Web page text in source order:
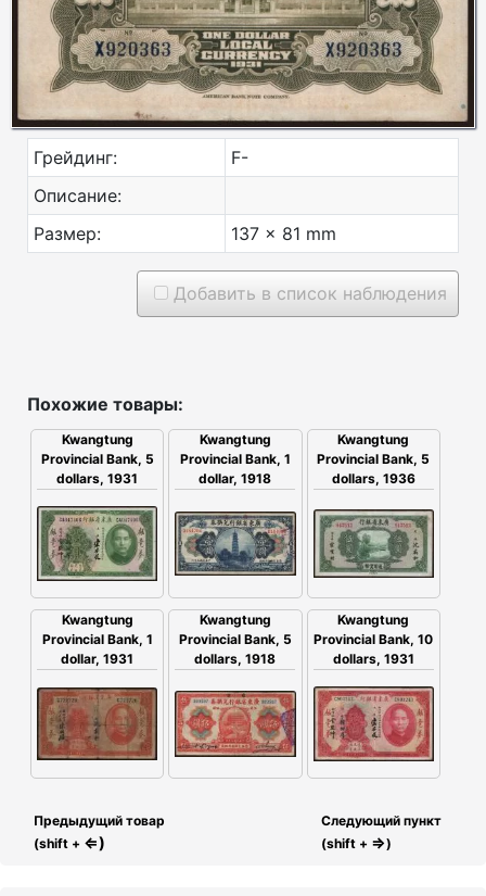
Грейдинг:
F-
Описание:
Размер:
137 x 81 mm
Добавить в список наблюдения
Похожие товары:
Kwangtung
Provincial Bank, 5
dollars, 1931
Kwangtung
Provincial Bank, 1
dollar, 1918
Kwangtung
Provincial Bank, 5
dollars, 1936
Kwangtung
Provincial Bank, 1
dollar, 1931
Kwangtung
Provincial Bank, 5
dollars, 1918
Kwangtung
Provincial Bank, 10
dollars, 1931
Предыдущий товар
(shift + ⇐)
Следующий пункт
(shift + ⇒)